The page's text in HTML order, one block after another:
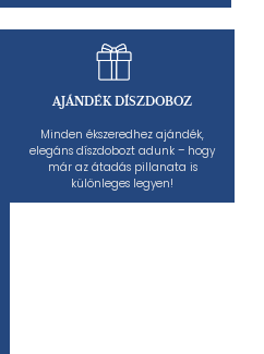
AJÁNDÉK DÍSZDOBOZ
Minden ékszeredhez ajándék,
elegáns díszdobozt adunk – hogy
már az átadás pillanata is
különleges legyen!